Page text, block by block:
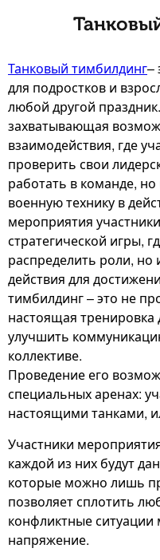
Танковый тимбилдинг–
для подростков и
любой другой
захватывающая
взаимодействия, где
проверить свои
работать в команде,
военную технику в
мероприятия
стратегической игры,
распределить роли, но
действия для
тимбилдинг – это не
настоящая тренировка
улучшить
коллективе.
Проведение его
специальных аренах:
настоящими танками,
Участники
каждой из них будут
которые можно лишь
позволяет сплотить
конфликтные
напряжение.